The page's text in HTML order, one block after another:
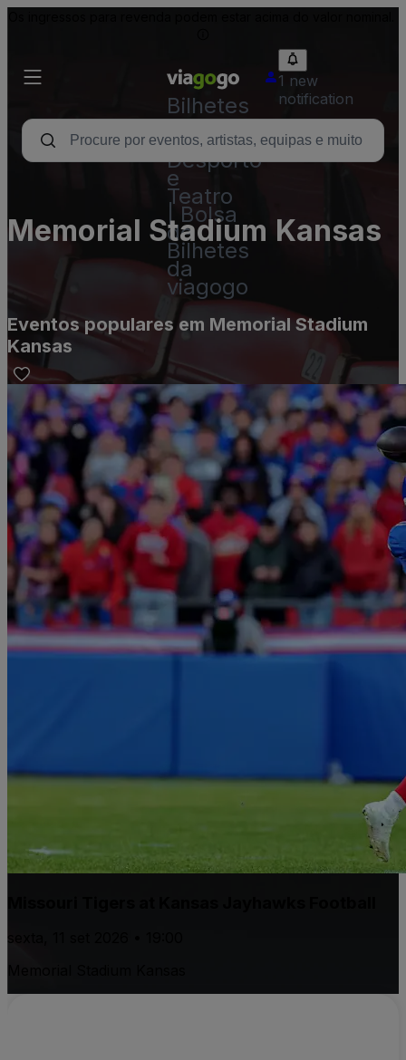
Bilhetes
-
Concertos,
Desporto
e
Teatro
| Bolsa
de
Bilhetes
da
viagogo
1 new
notification
Memorial Stadium Kansas
Eventos populares em Memorial Stadium
Kansas